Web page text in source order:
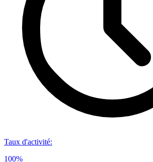
Taux d'activité:
100%